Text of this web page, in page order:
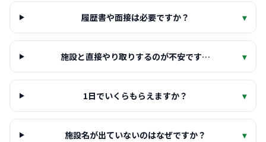
履歴書や面接は必要ですか？ ▾
施設と直接やり取りするのが不安です… ▾
1日でいくらもらえますか？ ▾
施設名が出ていないのはなぜですか？ ▾